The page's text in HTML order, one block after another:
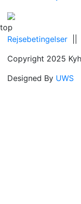
top
Rejsebetingelser
Copyright 2025
Designed By UWS